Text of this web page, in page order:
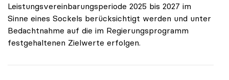
Leistungsvereinbarungsperiode 2025 bis 2027 im
Sinne eines Sockels berücksichtigt werden und unter
Bedachtnahme auf die im Regierungsprogramm
festgehaltenen Zielwerte erfolgen.